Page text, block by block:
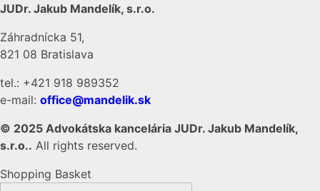
JUDr. Jakub Mandelík, s.r.o.
Záhradnícka 51,
821 08 Bratislava
tel.: +421 918 989352
e-mail: office@mandelik.sk
© 2025 Advokátska kancelária JUDr. Jakub Mandelík,
s.r.o.. All rights reserved.
Shopping Basket